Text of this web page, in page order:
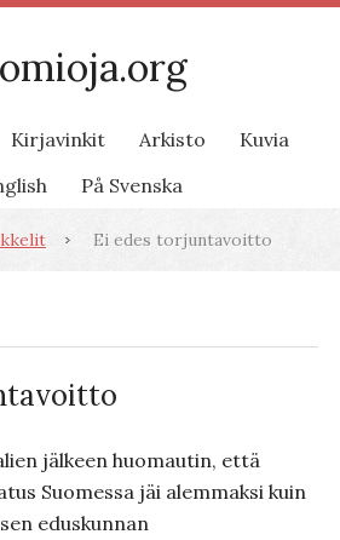
Kirjavinkit Arkisto
Kuvia
På Svenska
Ei edes torjuntavoitto
jälkeen huomautin, että
Suomessa jäi alemmaksi kuin
eduskunnan